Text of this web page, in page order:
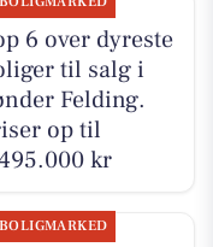
6 over dyreste
til salg i
Felding.
op til
kr
BOLIGMARKED